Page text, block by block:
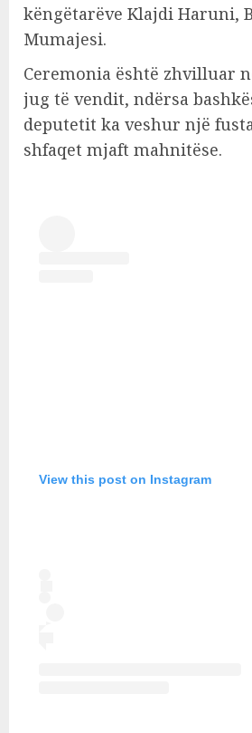
këngëtarëve Klajdi Haruni,
Mumajesi.
Ceremonia është zhvilluar
jug të vendit, ndërsa
deputetit ka veshur një
shfaqet mjaft mahnitëse.
View this post on Instagram